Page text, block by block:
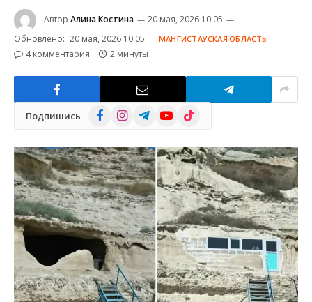
Автор Алина Костина
20 мая, 2026 10:05
Обновлено: 20 мая, 2026 10:05 МАНГИСТАУСКАЯ ОБЛАСТЬ
4 комментария 2 минуты
Подпишись FacebookInstagramTelegramYouTube
TikTok